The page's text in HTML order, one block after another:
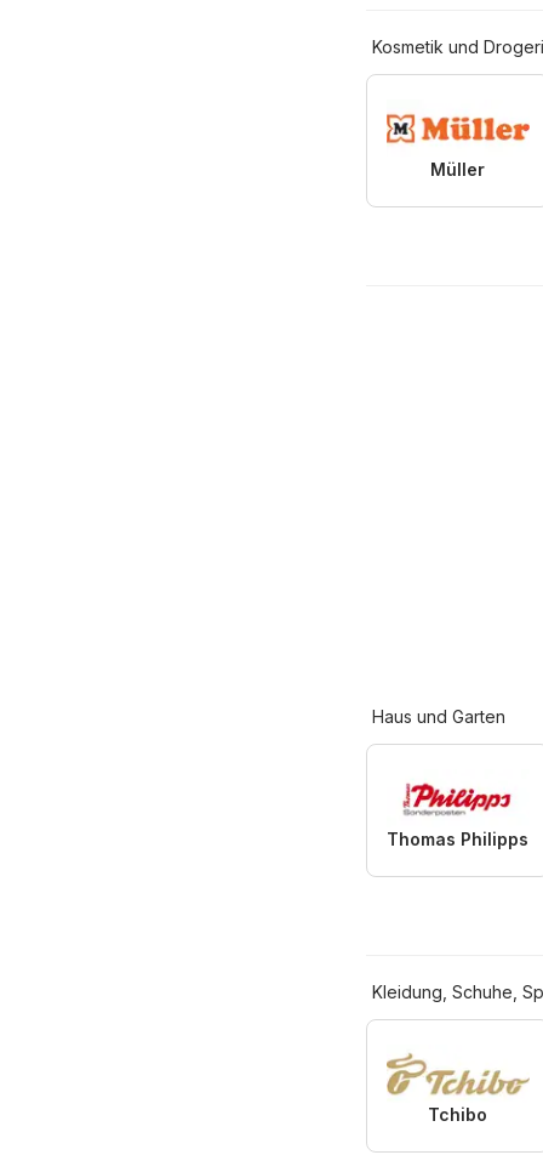
Kosmetik und
Müller
Haus und Garten
Thomas Philipps
Kleidung, Schuhe,
Tchibo